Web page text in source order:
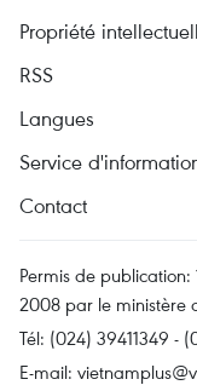
Propriété
RSS
Langues
Service
Contact
Permis de publication:
2008 par le ministère
Tél: (024) 39411349 -
E-mail: